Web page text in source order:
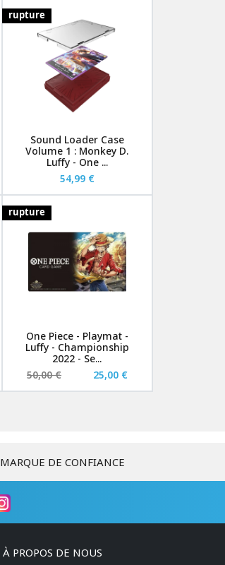
rupture
Sound Loader Case
Volume 1 : Monkey D.
Luffy - One ...
54,99 €
rupture
One Piece - Playmat -
Luffy - Championship
2022 - Se...
50,00 €
25,00 €
MARQUE DE CONFIANCE
À PROPOS DE NOUS